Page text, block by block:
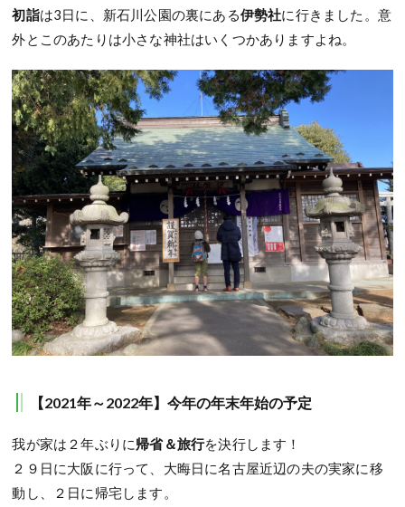
初詣は3日に、新石川公園の裏にある伊勢社に行きました。意
外とこのあたりは小さな神社はいくつかありますよね。
【2021年～2022年】今年の年末年始の予定
我が家は２年ぶりに帰省＆旅行を決行します！
２９日に大阪に行って、大晦日に名古屋近辺の夫の実家に移
動し、２日に帰宅します。